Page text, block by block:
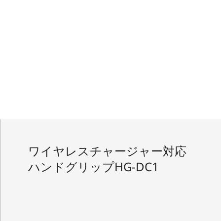
ワイヤレスチャージャー対応
ハンドグリップHG-DC1